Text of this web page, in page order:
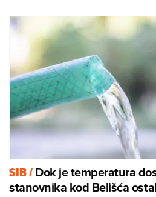
SIB/Dok je temperatura
stanovnika kod Belišća